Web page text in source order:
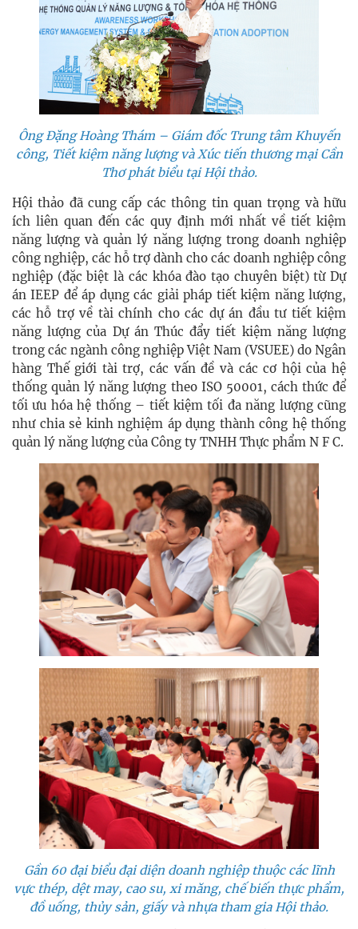
Ông Đặng Hoàng Thám – Giám đốc Trung tâm Khuyến
công, Tiết kiệm năng lượng và Xúc tiến thương mại Cần
Thơ phát biểu tại Hội thảo.
Hội thảo đã cung cấp các thông tin quan trọng và hữu
ích liên quan đến các quy định mới nhất về tiết kiệm
năng lượng và quản lý năng lượng trong doanh nghiệp
công nghiệp, các hỗ trợ dành cho các doanh nghiệp công
nghiệp (đặc biệt là các khóa đào tạo chuyên biệt) từ Dự
án IEEP để áp dụng các giải pháp tiết kiệm năng lượng,
các hỗ trợ về tài chính cho các dự án đầu tư tiết kiệm
năng lượng của Dự án Thúc đẩy tiết kiệm năng lượng
trong các ngành công nghiệp Việt Nam (VSUEE) do Ngân
hàng Thế giới tài trợ, các vấn đề và các cơ hội của hệ
thống quản lý năng lượng theo ISO 50001, cách thức để
tối ưu hóa hệ thống – tiết kiệm tối đa năng lượng cũng
như chia sẻ kinh nghiệm áp dụng thành công hệ thống
quản lý năng lượng của Công ty TNHH Thực phẩm N F C.
Gần 60 đại biểu đại diện doanh nghiệp thuộc các lĩnh
vực thép, dệt may, cao su, xi măng, chế biến thực phẩm,
đồ uống, thủy sản, giấy và nhựa tham gia Hội thảo.